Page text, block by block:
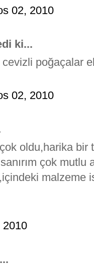
02, 2010
ki...
cevizli
02, 2010
oldu,harika bir
çok mutlu
malzeme
2010